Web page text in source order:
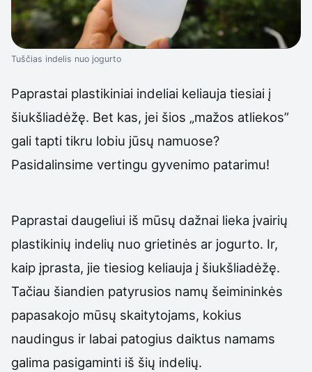
Tuščias indelis nuo jogurto
Paprastai plastikiniai indeliai keliauja tiesiai į
šiukšliadėžę. Bet kas, jei šios „mažos atliekos”
gali tapti tikru lobiu jūsų namuose?
Pasidalinsime vertingu gyvenimo patarimu!
Paprastai daugeliui iš mūsų dažnai lieka įvairių
plastikinių indelių nuo grietinės ar jogurto. Ir,
kaip įprasta, jie tiesiog keliauja į šiukšliadėžę.
Tačiau šiandien patyrusios namų šeimininkės
papasakojo mūsų skaitytojams, kokius
naudingus ir labai patogius daiktus namams
galima pasigaminti iš šių indelių.